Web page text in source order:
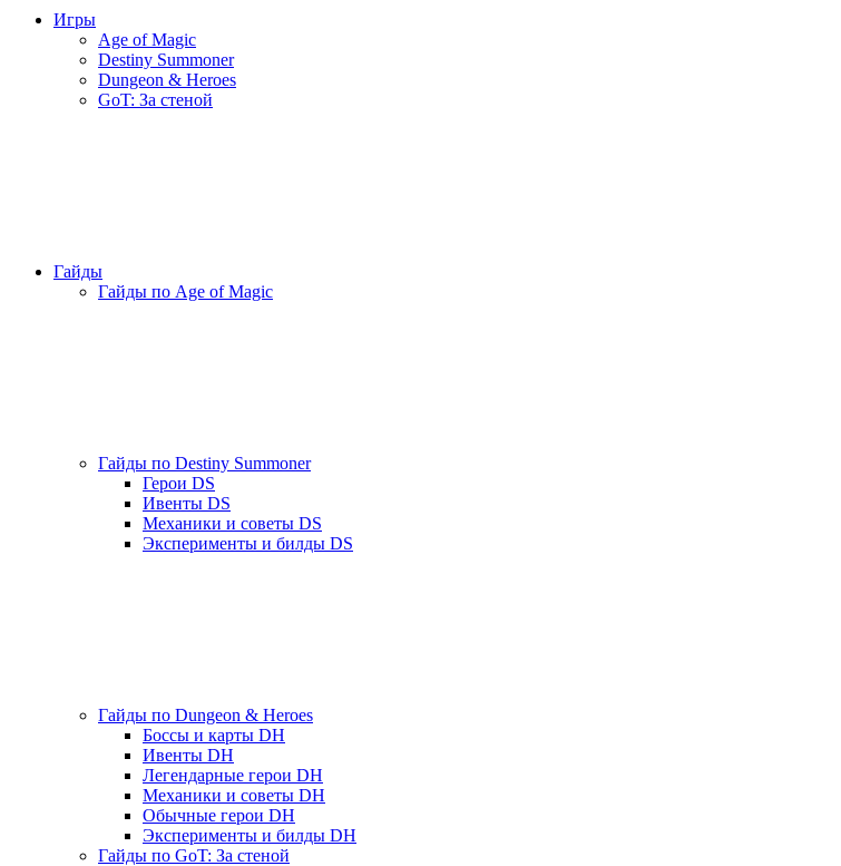
Игры
Age of Magic
Destiny Summoner
Dungeon & Heroes
GoT: За стеной
Гайды
Гайды по Age of Magic
Гайды по Destiny Summoner
Герои DS
Ивенты DS
Механики и советы DS
Эксперименты и билды DS
Гайды по Dungeon & Heroes
Боссы и карты DH
Ивенты DH
Легендарные герои DH
Механики и советы DH
Обычные герои DH
Эксперименты и билды DH
Гайды по GoT: За стеной